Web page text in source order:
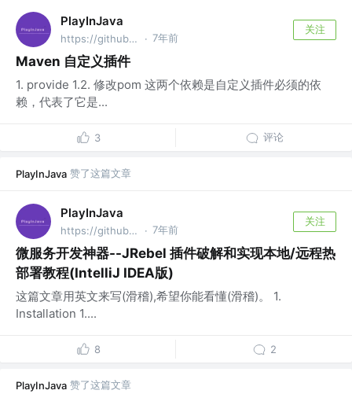
PlayInJava
https://github.com/fantj2016/java-reader @alibaba · 7年前
关注
Maven 自定义插件
1. provide 1.2. 修改pom 这两个依赖是自定义插件必须的依
赖，代表了它是...
3 评论
PlayInJava 赞了这篇文章
PlayInJava
https://github.com/fantj2016/java-reader @alibaba · 7年前
关注
微服务开发神器--JRebel 插件破解和实现本地/远程热
部署教程(IntelliJ IDEA版)
这篇文章用英文来写(滑稽),希望你能看懂(滑稽)。 1.
Installation 1....
8 2
PlayInJava 赞了这篇文章